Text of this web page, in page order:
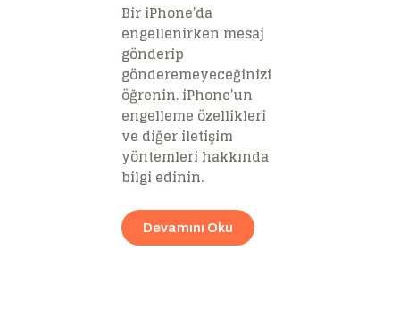
Bir iPhone’da
engellenirken mesaj
gönderip
gönderemeyeceğinizi
öğrenin. iPhone’un
engelleme özellikleri
ve diğer iletişim
yöntemleri hakkında
bilgi edinin.
Devamını Oku